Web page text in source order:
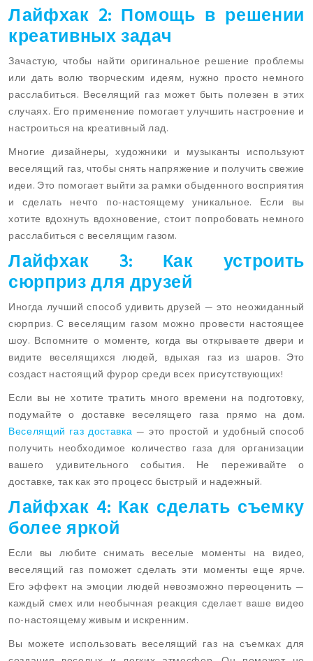
Лайфхак 2: Помощь в решении
креативных задач
Зачастую, чтобы найти оригинальное решение проблемы
или дать волю творческим идеям, нужно просто немного
расслабиться. Веселящий газ может быть полезен в этих
случаях. Его применение помогает улучшить настроение и
настроиться на креативный лад.
Многие дизайнеры, художники и музыканты используют
веселящий газ, чтобы снять напряжение и получить свежие
идеи. Это помогает выйти за рамки обыденного восприятия
и сделать нечто по-настоящему уникальное. Если вы
хотите вдохнуть вдохновение, стоит попробовать немного
расслабиться с веселящим газом.
Лайфхак 3: Как устроить
сюрприз для друзей
Иногда лучший способ удивить друзей — это неожиданный
сюрприз. С веселящим газом можно провести настоящее
шоу. Вспомните о моменте, когда вы открываете двери и
видите веселящихся людей, вдыхая газ из шаров. Это
создаст настоящий фурор среди всех присутствующих!
Если вы не хотите тратить много времени на подготовку,
подумайте о доставке веселящего газа прямо на дом.
Веселящий газ доставка — это простой и удобный способ
получить необходимое количество газа для организации
вашего удивительного события. Не переживайте о
доставке, так как это процесс быстрый и надежный.
Лайфхак 4: Как сделать съемку
более яркой
Если вы любите снимать веселые моменты на видео,
веселящий газ поможет сделать эти моменты еще ярче.
Его эффект на эмоции людей невозможно переоценить —
каждый смех или необычная реакция сделает ваше видео
по-настоящему живым и искренним.
Вы можете использовать веселящий газ на съемках для